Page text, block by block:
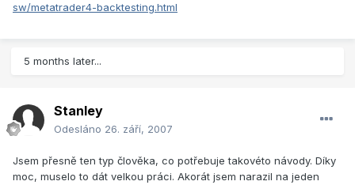
sw/metatrader4-backtesting.html
5 months later...
Stanley
Odesláno 26. září, 2007
Jsem přesně ten typ člověka, co potřebuje takovéto návody. Díky
moc, muselo to dát velkou práci. Akorát jsem narazil na jeden